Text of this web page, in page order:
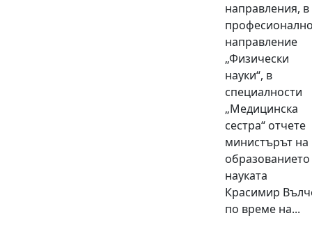
направления, в
направление
„Физически
науки“, в
специалности
„Медицинска
сестра“ отчете
министърът на
науката
Красимир
по време на...